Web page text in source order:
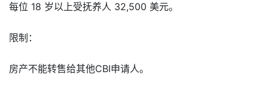
每位 18 岁以上受抚养人 32,500 美元。
限制：
房产不能转售给其他CBI申请人。